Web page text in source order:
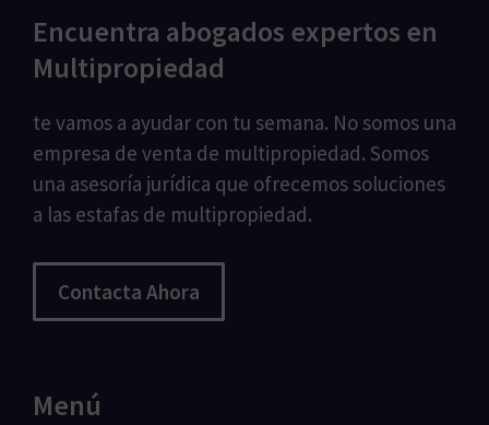
Encuentra abogados expertos en
Multipropiedad
te vamos a ayudar con tu semana. No somos una
empresa de venta de multipropiedad. Somos
una asesoría jurídica que ofrecemos soluciones
a las estafas de multipropiedad.
Contacta Ahora
Menú